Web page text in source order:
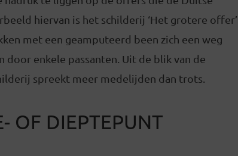
hiervan is het schilderij ‘Het grotere offer’
met een geamputeerd been zich een weg
enkele passanten. Uit de blik van de
spreekt meer medelijden dan trots.
OF DIEPTEPUNT